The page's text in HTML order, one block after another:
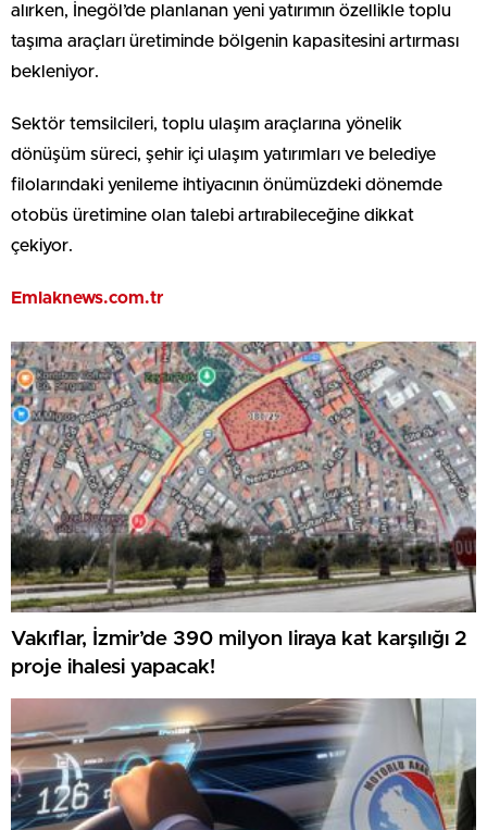
alırken, İnegöl’de planlanan yeni yatırımın özellikle toplu
taşıma araçları üretiminde bölgenin kapasitesini artırması
bekleniyor.
Sektör temsilcileri, toplu ulaşım araçlarına yönelik
dönüşüm süreci, şehir içi ulaşım yatırımları ve belediye
filolarındaki yenileme ihtiyacının önümüzdeki dönemde
otobüs üretimine olan talebi artırabileceğine dikkat
çekiyor.
Emlaknews.com.tr
Vakıflar, İzmir’de 390 milyon liraya kat karşılığı 2
proje ihalesi yapacak!